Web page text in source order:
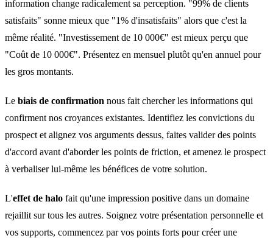
information change radicalement sa perception. "99% de clients
satisfaits" sonne mieux que "1% d'insatisfaits" alors que c'est la
même réalité. "Investissement de 10 000€" est mieux perçu que
"Coût de 10 000€". Présentez en mensuel plutôt qu'en annuel pour
les gros montants.
Le biais de confirmation nous fait chercher les informations qui
confirment nos croyances existantes. Identifiez les convictions du
prospect et alignez vos arguments dessus, faites valider des points
d'accord avant d'aborder les points de friction, et amenez le prospect
à verbaliser lui-même les bénéfices de votre solution.
L'effet de halo fait qu'une impression positive dans un domaine
rejaillit sur tous les autres. Soignez votre présentation personnelle et
vos supports, commencez par vos points forts pour créer une